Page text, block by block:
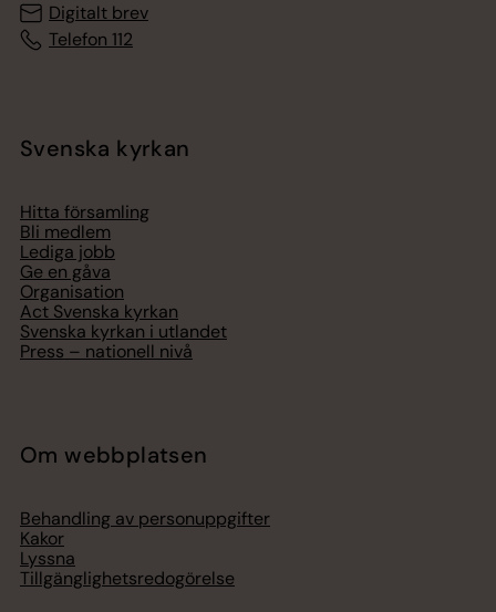
Digitalt brev
Telefon 112
Svenska kyrkan
Hitta församling
Bli medlem
Lediga jobb
Ge en gåva
Organisation
Act Svenska kyrkan
Svenska kyrkan i utlandet
Press – nationell nivå
Om webbplatsen
Behandling av personuppgifter
Kakor
Lyssna
Tillgänglighetsredogörelse